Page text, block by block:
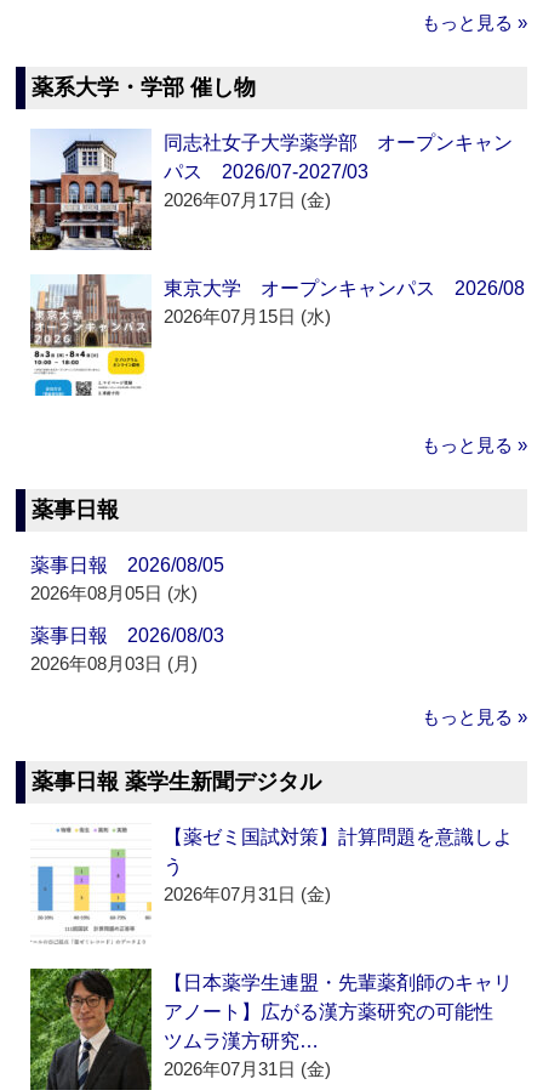
もっと見る »
薬系大学・学部 催し物
同志社女子大学薬学部 オープンキャン
パス 2026/07-2027/03
2026年07月17日 (金)
東京大学 オープンキャンパス 2026/08
2026年07月15日 (水)
もっと見る »
薬事日報
薬事日報 2026/08/05
2026年08月05日 (水)
薬事日報 2026/08/03
2026年08月03日 (月)
もっと見る »
薬事日報 薬学生新聞デジタル
【薬ゼミ国試対策】計算問題を意識しよ
う
2026年07月31日 (金)
【日本薬学生連盟・先輩薬剤師のキャリ
アノート】広がる漢方薬研究の可能性
ツムラ漢方研究…
2026年07月31日 (金)